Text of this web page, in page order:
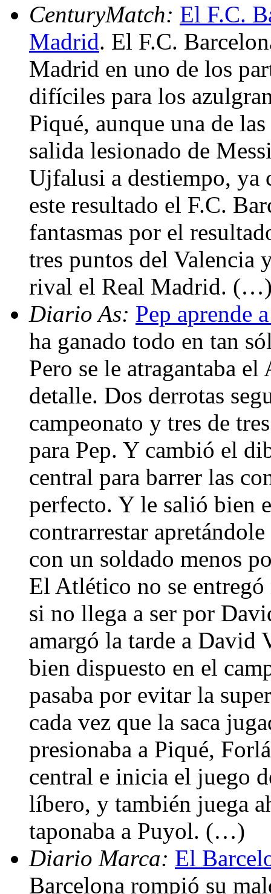
CenturyMatch: El F.C.
Madrid. El F.C.
Madrid en uno de los
difíciles para los
Piqué, aunque una de
salida lesionado de
Ujfalusi a destiempo,
este resultado el F.C.
fantasmas por el
tres puntos del Valencia
rival el Real Madrid.
Diario As: Pep aprende
ha ganado todo en tan
Pero se le atragantaba
detalle. Dos derrotas
campeonato y tres de
para Pep. Y cambió el
central para barrer las
perfecto. Y le salió bien
contrarrestar
con un soldado menos
El Atlético no se
si no llega a ser por
amargó la tarde a
bien dispuesto en el
pasaba por evitar la
cada vez que la saca
presionaba a Piqué,
central e inicia el juego
líbero, y también juega
taponaba a Puyol. (…)
Diario Marca: El
Barcelona rompió su